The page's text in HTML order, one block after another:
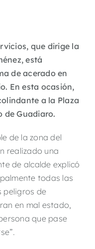
que dirige la
está
de acerado en
En esta ocasión,
a la Plaza
de Guadiaro.
de la zona del
realizado una
de alcalde explicó
todas las
peligros de
en mal estado,
que pase